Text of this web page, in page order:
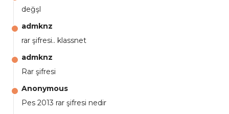
değşl
admknz
rar şifresi.. klassnet
admknz
Rar şifresi
Anonymous
Pes 2013 rar şifresi nedir